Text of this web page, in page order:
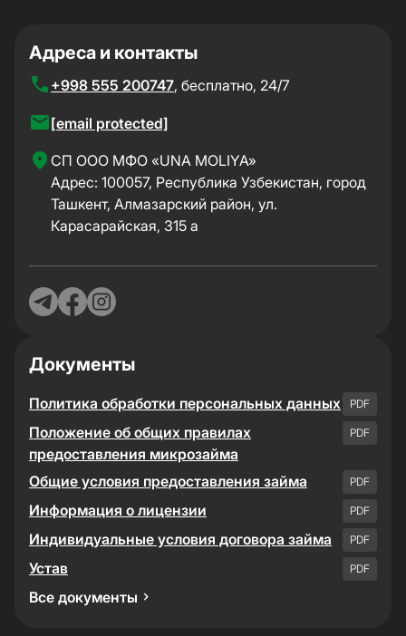
Адреса и контакты
+998 555 200747, бесплатно, 24/7
[email protected]
CП ООО МФО «UNA MOLIYA»
Адрес: 100057, Республика Узбекистан, город
Ташкент, Алмазарский район, ул.
Карасарайская, 315 а
Документы
Политика обработки персональных данных PDF
Положение об общих правилах
предоставления микрозайма
PDF
Общие условия предоставления займа PDF
Информация о лицензии PDF
Индивидуальные условия договора займа PDF
Устав PDF
Все документы